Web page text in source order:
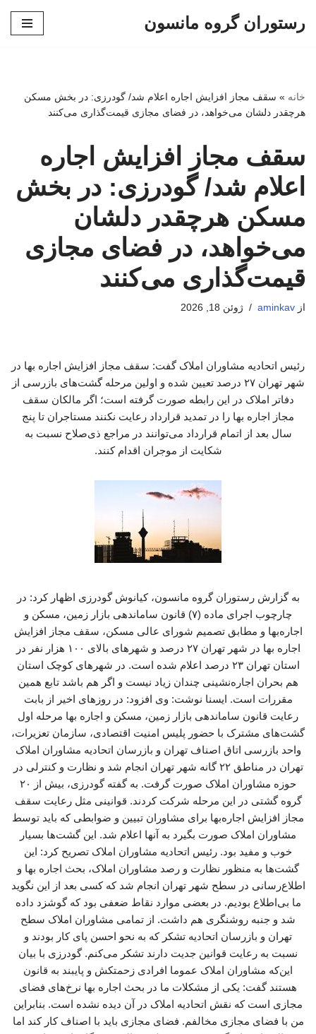
رستوران گروه مانسون
خانه » سقف مجاز افزایش اجاره اعلام شد/ گودرزی: در بخش مسکن
هرچقدر دلشان می‌خواهد، در فضای مجازی قیمت‌گذاری می‌کنند
سقف مجاز افزایش اجاره
اعلام شد/ گودرزی: در بخش
مسکن هرچقدر دلشان
می‌خواهد، در فضای مجازی
قیمت‌گذاری می‌کنند
از aminkav ژوئن 18, 2026
رئیس اتحادیه مشاوران املاک گفت: سقف مجاز افزایش اجاره بها در
شهر تهران ۲۷ درصد تعیین شده و اولین مرحله گشت‌های بازرسی از
دفاتر املاک در این رابطه صورت گرفته است؛ اگر مالکان سقف
مجاز اجاره بها را در تمدید قرارداد رعایت نکنند مستاجران تا پنج
سال بعد از اتمام قرارداد می‌توانند در مراجع ذی‌صلاح نسبت به
شکایت از موجران اقدام کنند.
به گزارش رستوران گروه مانسون، کیانوش گودرزی اظهار کرد: در
چارچوب اجرای ماده (۷) قانون ساماندهی بازار زمین، مسکن و
اجاره‌بها و مطابق تصمیم شورای عالی مسکن، سقف مجاز افزایش
اجاره بها در شهر تهران ۲۷ درصد و شهرهای بالای ۱۰۰ هزار نفر در
استان تهران ۲۳ درصد اعلام شده است. در شهرهای کوچک استان
هم بحران اجاره‌نشینی چندان زیاد نیست و اگر هم باشد تابع همین
مقررات است. ایسنا نوشت: وی افزود: در روزهای اخیر از بابت
رعایت قانون ساماندهی بازار زمین، مسکن و اجاره بها مرحله اول
گشت‌های مشترک با حضور پلیس امنیت اقتصادی، سازمان تعزیرات،
واحد بازرسی اتاق اصناف تهران و بازرسان اتحادیه مشاوران املاک
تهران در مناطق ۲۲ گانه شهر تهران انجام شد و نظارت و کنترلی در
حوزه مشاوران املاک صورت گرفت. به گفته گودرزی، بیش از ۲۰
گروه گشتی در این مرحله شرکت کردند. قوانینی مثل رعایت سقف
مجاز افزایش اجاره‌بها برای مشاوران تبیین و ضوابطی که باید توسط
مشاوران املاک صورت بگیرد به آنها اعلام شد. این گشت‌ها بسیار
خوب و مفید بود. رئیس اتحادیه مشاوران املاک تصریح کرد: این
گشت‌ها به منظور نظارت و رصد مشاوران املاک، بحث اجاره بها و
اطلاع‌رسانی در سطح شهر تهران انجام شد که کسی بعد از این نگوید
ما بی‌اطلاع بودیم. در بعضی موارد نقاط ضعفی بود که گوشزد داده
شد و جنبه روشنگری هم داشت. از تمامی مشاوران املاک سطح
تهران و بازرسان اتحادیه تشکر که به نحو احسن پای کار بودند و
نسبت به رعایت قوانین جدیت دارند تشکر می‌کنم. گودرزی با بیان
این‌که مشاوران املاک عموما افرادی زحمتکش و پایبند به قانون
هستند گفت: یکی از مشکلات ما در بحث اجاره بها نرخ‌های فضای
مجازی است که نقش اتحادیه املاک در آن دیده نشده است. بنابراین
من با فضای مجازی مخالفم. فضای مجازی باید با اصناف کار کند اما